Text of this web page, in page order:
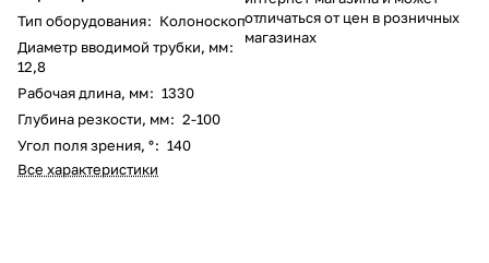
Тип оборудования: Колоноскоп
Диаметр вводимой трубки, мм:
12,8
Рабочая длина, мм: 1330
Глубина резкости, мм: 2-100
Угол поля зрения, °: 140
Все характеристики
отличаться от цен в розничных
магазинах